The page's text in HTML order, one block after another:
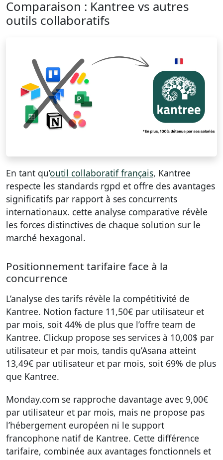
Comparaison : Kantree vs autres
outils collaboratifs
En tant qu’outil collaboratif français, Kantree
respecte les standards rgpd et offre des avantages
significatifs par rapport à ses concurrents
internationaux. cette analyse comparative révèle
les forces distinctives de chaque solution sur le
marché hexagonal.
Positionnement tarifaire face à la
concurrence
L’analyse des tarifs révèle la compétitivité de
Kantree. Notion facture 11,50€ par utilisateur et
par mois, soit 44% de plus que l’offre team de
Kantree. Clickup propose ses services à 10,00$ par
utilisateur et par mois, tandis qu’Asana atteint
13,49€ par utilisateur et par mois, soit 69% de plus
que Kantree.
Monday.com se rapproche davantage avec 9,00€
par utilisateur et par mois, mais ne propose pas
l’hébergement européen ni le support
francophone natif de Kantree. Cette différence
tarifaire, combinée aux avantages fonctionnels et